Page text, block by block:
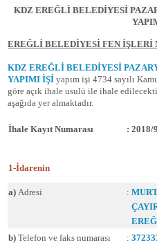
KDZ EREĞLİ BELEDİYESİ
EREĞLİ BELEDİYESİ FEN İŞLERİ
KDZ EREĞLİ BELEDİYESİ
YAPIMI İŞİ yapım işi 4734 sayılı
göre açık ihale usulü ile ihale
aşağıda yer almaktadır.
İhale Kayıt Numarası : 2018/
1-İdarenin
a) Adresi :
b) Telefon ve faks numarası :